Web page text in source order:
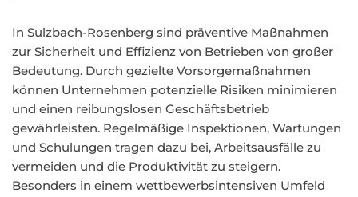
In Sulzbach-Rosenberg sind präventive Maßnahmen
zur Sicherheit und Effizienz von Betrieben von großer
Bedeutung. Durch gezielte Vorsorgemaßnahmen
können Unternehmen potenzielle Risiken minimieren
und einen reibungslosen Geschäftsbetrieb
gewährleisten. Regelmäßige Inspektionen, Wartungen
und Schulungen tragen dazu bei, Arbeitsausfälle zu
vermeiden und die Produktivität zu steigern.
Besonders in einem wettbewerbsintensiven Umfeld